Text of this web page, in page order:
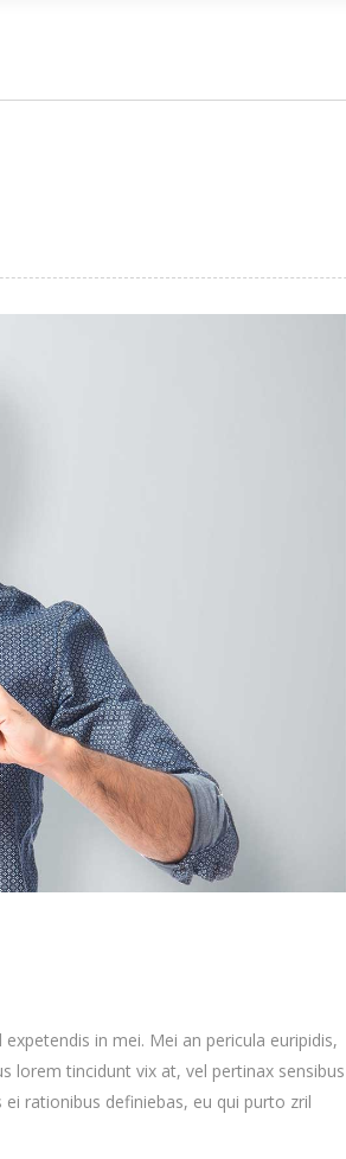
in mei. Mei an pericula euripidis,
lorem tincidunt vix at, vel pertinax sensibus
rationibus definiebas, eu qui purto zril